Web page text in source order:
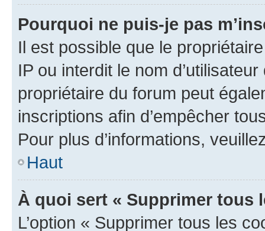
Pourquoi ne puis-je pas
Il est possible que le
IP ou interdit le nom
propriétaire du forum peut
inscriptions afin d’empêcher
Pour plus d’informations,
Haut
À quoi sert « Supprimer tous
L’option « Supprimer tous les